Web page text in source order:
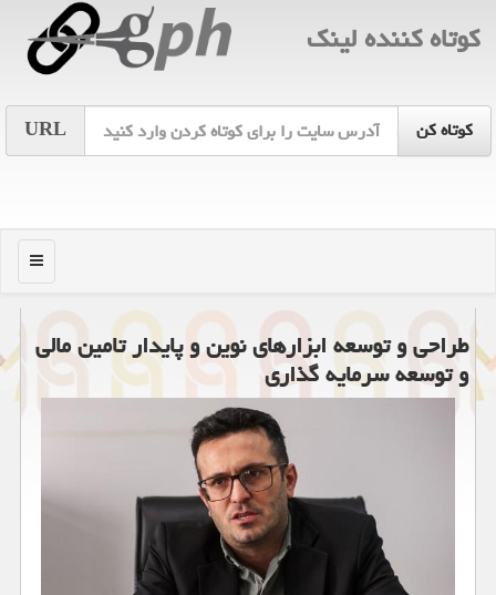
كوتاه كننده لینك
URL
منو
طراحی و توسعه ابزارهای نوین و پایدار تامین مالی
و توسعه سرمایه گذاری